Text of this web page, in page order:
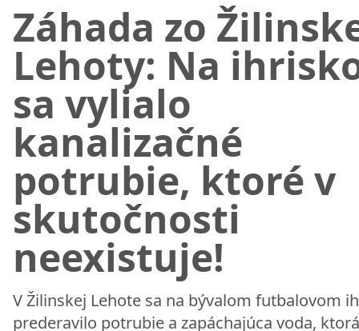
Záhada zo
Lehoty: Na
sa vylialo
kanalizačné
potrubie, ktoré v
skutočnosti
neexistuje!
V Žilinskej Lehote sa na bývalom futbalovom
prederavilo potrubie a zapáchajúca voda,